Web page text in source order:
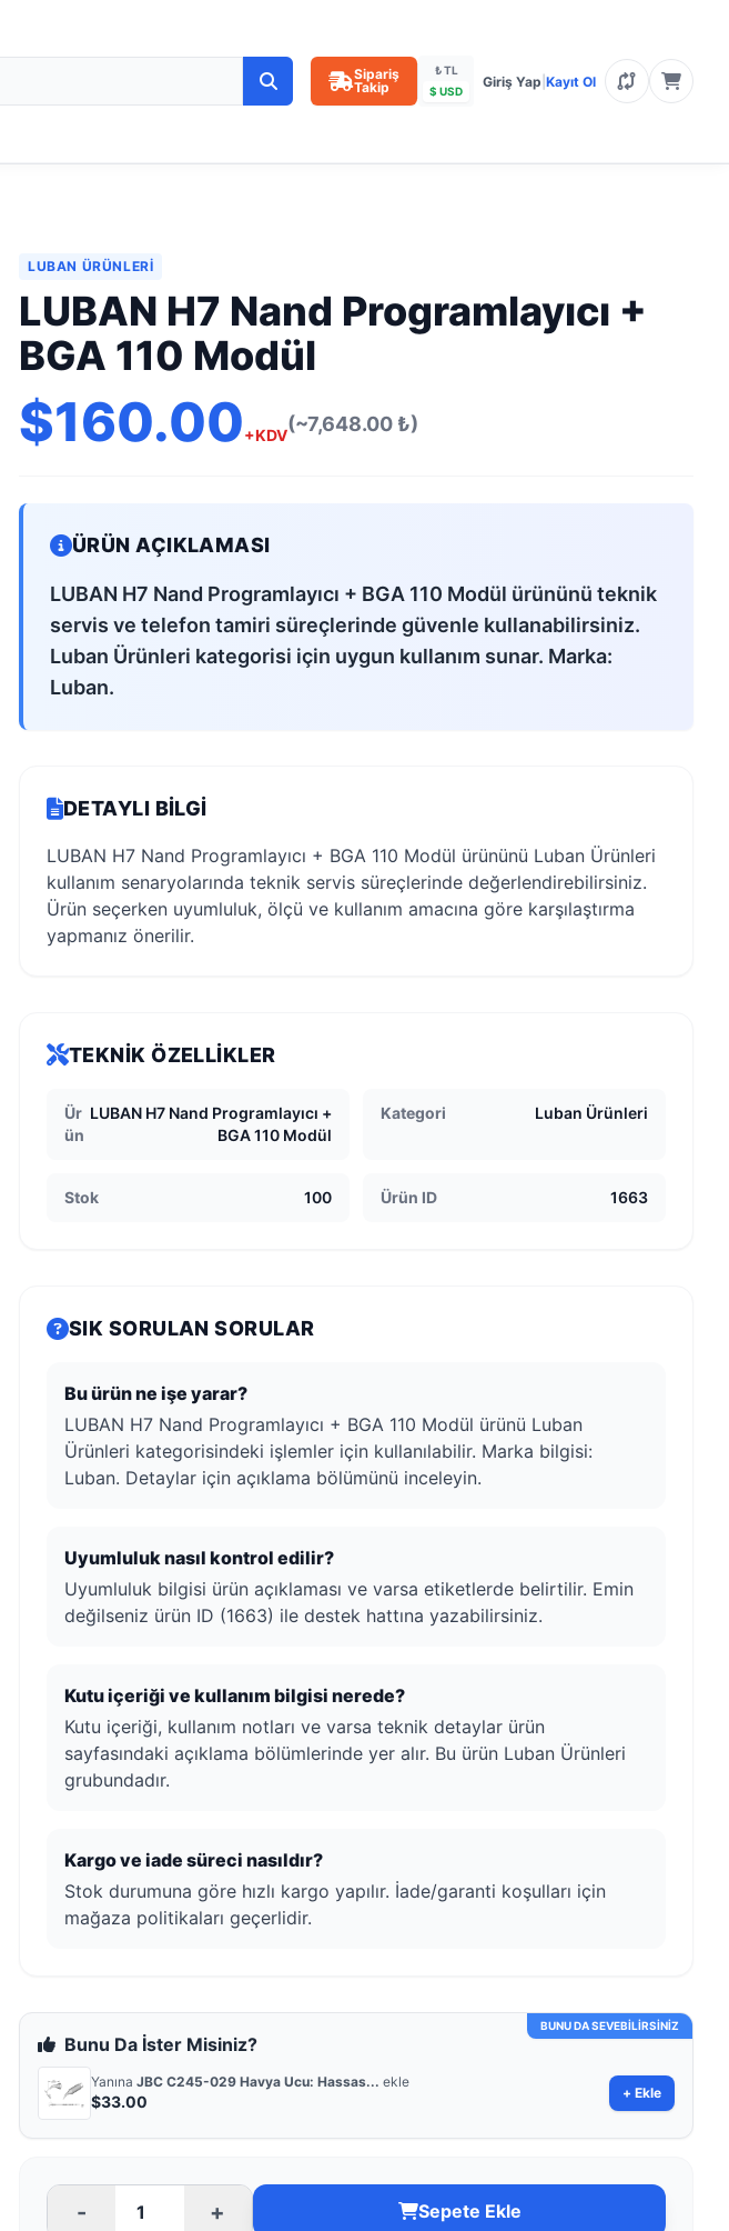
Sipariş
Takip
₺ TL
$ USD
Giriş Yap Kayıt Ol
LUBAN ÜRÜNLERI
LUBAN H7 Nand Programlayıcı +
BGA 110 Modül
$160.00+KDV(~7,648.00 ₺)
ÜRÜN AÇIKLAMASI
LUBAN H7 Nand Programlayıcı + BGA 110 Modül ürününü teknik
servis ve telefon tamiri süreçlerinde güvenle kullanabilirsiniz.
Luban Ürünleri kategorisi için uygun kullanım sunar. Marka:
Luban.
DETAYLI BILGI
LUBAN H7 Nand Programlayıcı + BGA 110 Modül ürününü Luban Ürünleri
kullanım senaryolarında teknik servis süreçlerinde değerlendirebilirsiniz.
Ürün seçerken uyumluluk, ölçü ve kullanım amacına göre karşılaştırma
yapmanız önerilir.
TEKNIK ÖZELLIKLER
Ür
ün
LUBAN H7 Nand Programlayıcı +
BGA 110 Modül
Kategori Luban Ürünleri
Stok 100 Ürün ID 1663
SIK SORULAN SORULAR
Bu ürün ne işe yarar?
LUBAN H7 Nand Programlayıcı + BGA 110 Modül ürünü Luban
Ürünleri kategorisindeki işlemler için kullanılabilir. Marka bilgisi:
Luban. Detaylar için açıklama bölümünü inceleyin.
Uyumluluk nasıl kontrol edilir?
Uyumluluk bilgisi ürün açıklaması ve varsa etiketlerde belirtilir. Emin
değilseniz ürün ID (1663) ile destek hattına yazabilirsiniz.
Kutu içeriği ve kullanım bilgisi nerede?
Kutu içeriği, kullanım notları ve varsa teknik detaylar ürün
sayfasındaki açıklama bölümlerinde yer alır. Bu ürün Luban Ürünleri
grubundadır.
Kargo ve iade süreci nasıldır?
Stok durumuna göre hızlı kargo yapılır. İade/garanti koşulları için
mağaza politikaları geçerlidir.
BUNU DA SEVEBİLİRSİNİZ
Bunu Da İster Misiniz?
Yanına JBC C245-029 Havya Ucu: Hassas... ekle
$33.00 + Ekle
- + Sepete Ekle